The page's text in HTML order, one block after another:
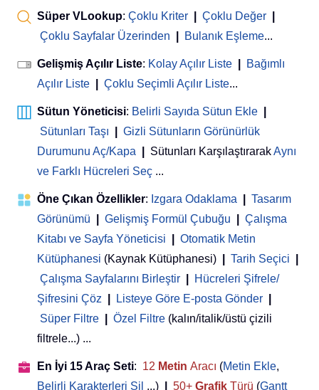
Süper VLookup: Çoklu Kriter Çoklu Değer
Çoklu Sayfalar Üzerinden
Bulanık Eşleme...
Gelişmiş Açılır Liste: Kolay Açılır Liste
Bağımlı
Açılır Liste
Çoklu Seçimli Açılır Liste...
Sütun Yöneticisi: Belirli Sayıda Sütun Ekle
Sütunları Taşı
Gizli Sütunların Görünürlük
Durumunu Aç/Kapa
Sütunları KarşılaştırarakAynı
ve Farklı Hücreleri Seç ...
Öne Çıkan Özellikler: Izgara Odaklama
Tasarım
Görünümü
Gelişmiş Formül Çubuğu
Çalışma
Kitabı ve Sayfa Yöneticisi
Otomatik Metin
Kütüphanesi (Kaynak Kütüphanesi) Tarih Seçici
Çalışma Sayfalarını Birleştir
Hücreleri Şifrele/
Şifresini Çöz
Listeye Göre E-posta Gönder
Süper Filtre
Özel Filtre (kalın/italik/üstü çizili
filtrele...) ...
En İyi 15 Araç Seti: 12 Metin Aracı (Metin Ekle,
Belirli Karakterleri Sil ...) 50+ Grafik Türü (Gantt